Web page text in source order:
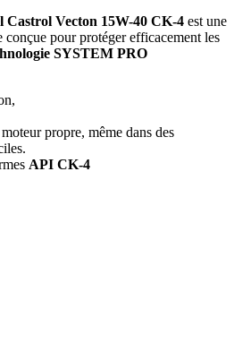
Castrol Vecton 15W-40 CK-4 est une
conçue pour protéger efficacement les
SYSTEM PRO
propre, même dans des
API CK-4